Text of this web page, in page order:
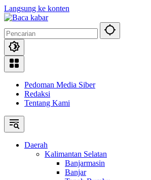
Langsung ke konten
Pedoman Media Siber
Redaksi
Tentang Kami
Daerah
Kalimantan Selatan
Banjarmasin
Banjar